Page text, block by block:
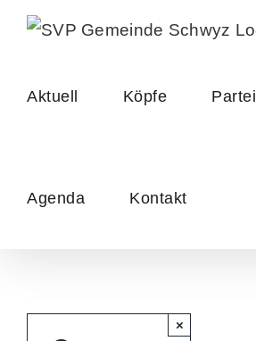
Skip
Aktuell Köpfe Partei
Agenda Kontakt
×